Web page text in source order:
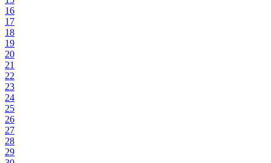
16
17
18
19
20
21
22
23
24
25
26
27
28
29